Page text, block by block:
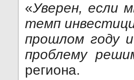
«Уверен, если
темп
прошлом году
проблему
региона.